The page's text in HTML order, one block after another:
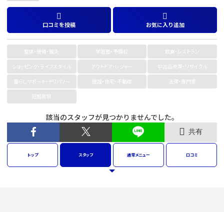
口コミを投稿 お気に入り追加
整体・接骨・鍼灸 学習塾・予備校
飲食・レストラン
ショッピング・ライフスタイル
アウトドア・レジャー
中古品売買・リサイクル
暮らしサポート・デリバリー
建設・住宅・不動産
法律・専門家
冠婚葬祭
該当のスタッフが見つかりませんでした。
共有
トップ スタッフ 通常メニュー 口コミ